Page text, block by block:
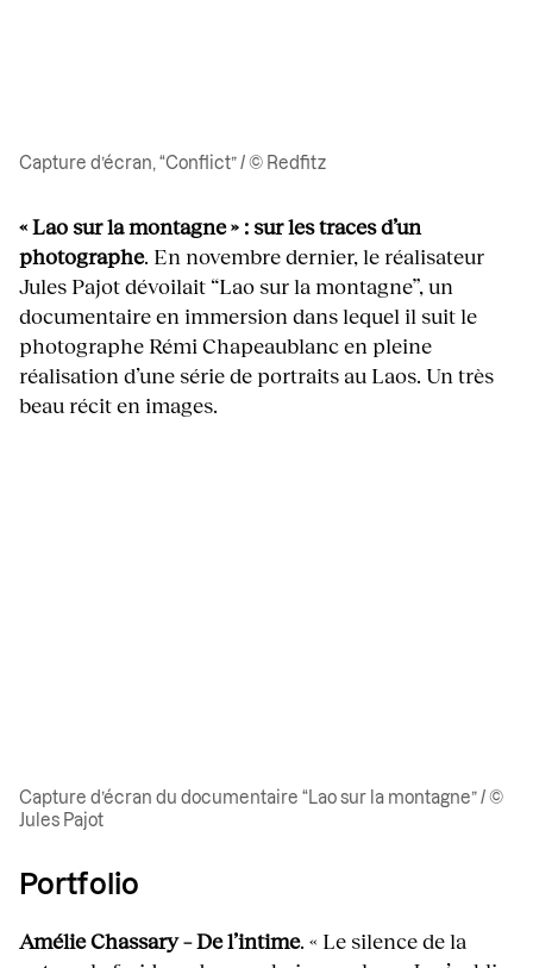
Capture d’écran, “Conflict” / © Redfitz
« Lao sur la montagne » : sur les traces d’un
photographe. En novembre dernier, le réalisateur
Jules Pajot dévoilait “Lao sur la montagne”, un
documentaire en immersion dans lequel il suit le
photographe Rémi Chapeaublanc en pleine
réalisation d’une série de portraits au Laos. Un très
beau récit en images.
Capture d’écran du documentaire “Lao sur la montagne” / ©
Jules Pajot
Portfolio
Amélie Chassary – De l’intime. « Le silence de la